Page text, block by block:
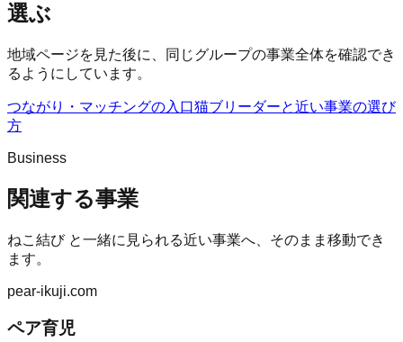
選ぶ
地域ページを見た後に、同じグループの事業全体を確認でき
るようにしています。
つながり・マッチングの入口猫ブリーダーと近い事業の選び
方
Business
関連する事業
ねこ結びと一緒に見られる近い事業へ、そのまま移動でき
ます。
pear-ikuji.com
ペア育児